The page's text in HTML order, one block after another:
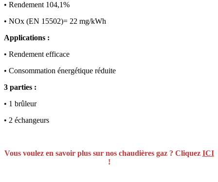
• Rendement 104,1%
• NOx (EN 15502)= 22 mg/kWh
Applications :
• Rendement efficace
• Consommation énergétique réduite
3 parties :
• 1 brûleur
• 2 échangeurs
Vous voulez en savoir plus sur nos chaudières gaz ? Cliquez ICI
!